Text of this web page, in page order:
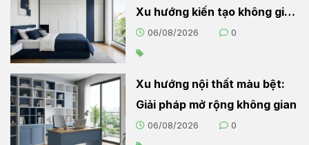
Xu hướng kiến tạo không gian
sống hiện đại
06/08/2026 0
Xu hướng nội thất màu bệt:
Giải pháp mở rộng không gian
06/08/2026 0